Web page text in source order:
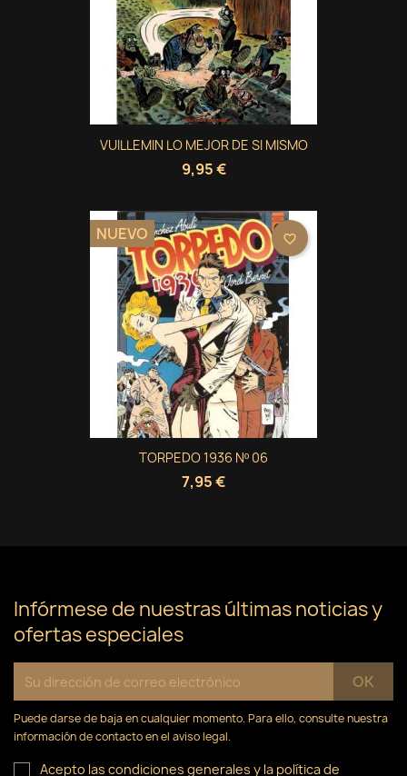
VUILLEMIN LO MEJOR DE SI MISMO
9,95 €
TORPEDO 1936 Nº 06
7,95 €
NUEVO favorite_border
Infórmese de nuestras últimas noticias y
ofertas especiales
Puede darse de baja en cualquier momento. Para ello, consulte nuestra
información de contacto en el aviso legal.
Acepto las condiciones generales y la política de